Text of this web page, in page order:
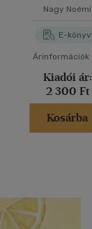
Nagy Noémi
E-könyv
Árinformációk
Kiadói ár:
2 300 Ft
Kosárba